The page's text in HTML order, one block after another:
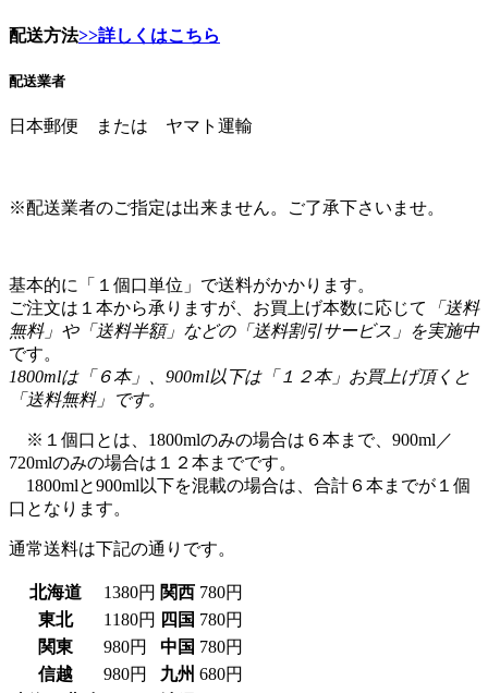
配送方法>>詳しくはこちら
配送業者
日本郵便 または ヤマト運輸
※配送業者のご指定は出来ません。ご了承下さいませ。
基本的に「１個口単位」で送料がかかります。
ご注文は１本から承りますが、お買上げ本数に応じて
「送料
無料」や「送料半額」などの「送料割引サービス」を実施中
です。
1800mlは「６本」、900ml以下は「１２本」お買上げ頂くと
「送料無料」です。
※１個口とは、1800mlのみの場合は６本まで、900ml／
720mlのみの場合は１２本までです。
1800mlと900ml以下を混載の場合は、合計６本までが１個
口となります。
通常送料は下記の通りです。
北海道 1380円 関西 780円
東北
1180円 四国 780円
関東
980円 中国 780円
信越
980円 九州 680円